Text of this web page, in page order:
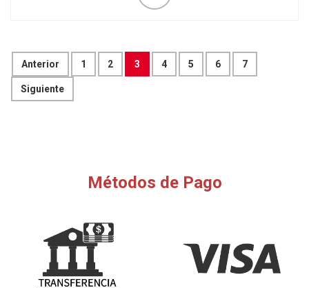
Anterior 1 2 3 4 5 6 7
Siguiente
Métodos de Pago